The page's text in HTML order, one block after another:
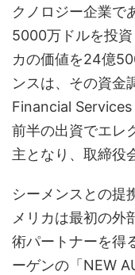
クノロジー企業で
5000万ドルを投
カの価値を24億
ンスは、その資金
Financial Services
前半の出資でエレ
主となり、取締役
シーメンスとの提
メリカは最初の外
術パートナーを得
ーゲンの「NEW